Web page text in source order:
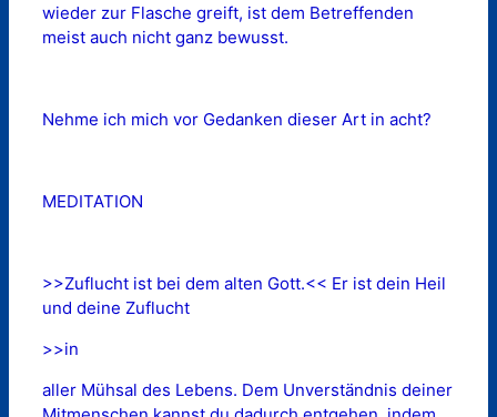
wieder zur Flasche greift, ist dem Betreffenden
meist auch nicht ganz bewusst.
Nehme ich mich vor Gedanken dieser Art in acht?
MEDITATION
>>Zuflucht ist bei dem alten Gott.<< Er ist dein Heil
und deine Zuflucht
>>in
aller Mühsal des Lebens. Dem Unverständnis deiner